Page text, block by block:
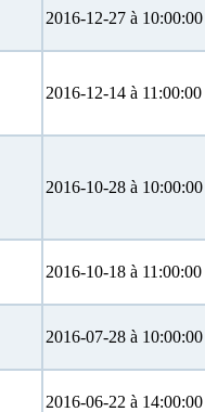
2016-12-27 à 10:00:00
2016-12-14 à 11:00:00
2016-10-28 à 10:00:00
2016-10-18 à 11:00:00
2016-07-28 à 10:00:00
2016-06-22 à 14:00:00